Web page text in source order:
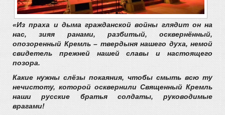
«Из праха и дыма гражданской войны глядит он на
нас, зияя ранами, разбитый, осквернённый,
опозоренный Кремль – твердыня нашего духа, немой
свидетель прежней нашей славы и настоящего
позора.
Какие нужны слёзы покаяния, чтобы смыть всю ту
нечистоту, которой осквернили Священный Кремль
наши русские братья солдаты, руководимые
врагами!